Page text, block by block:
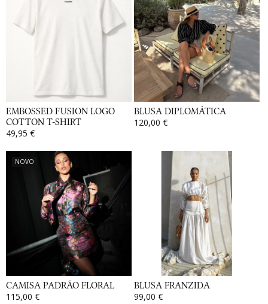
EMBOSSED FUSION LOGO
COTTON T-SHIRT
49,95 €
BLUSA DIPLOMÁTICA
120,00 €
NOVO
CAMISA PADRÃO FLORAL
115,00 €
BLUSA FRANZIDA
99,00 €